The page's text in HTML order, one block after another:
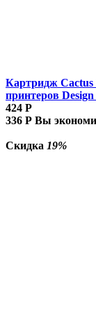
Картридж Cactus
принтеров Design
424 Р
336 Р Вы
Скидка 19%